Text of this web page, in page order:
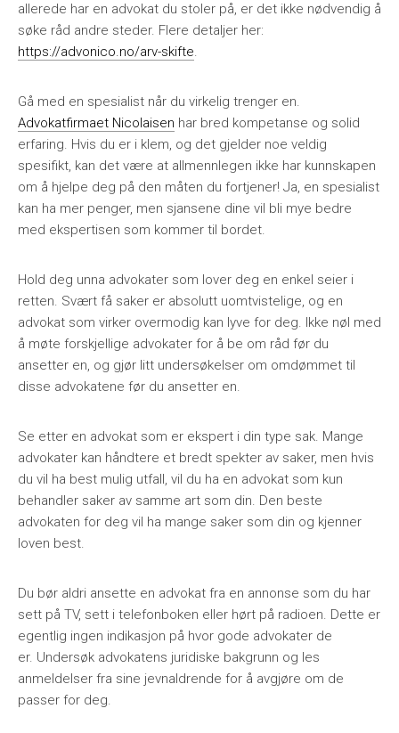
allerede har en advokat du stoler på, er det ikke nødvendig å
søke råd andre steder. Flere detaljer her:
https://advonico.no/arv-skifte.
Gå med en spesialist når du virkelig trenger en.
Advokatfirmaet Nicolaisen har bred kompetanse og solid
erfaring. Hvis du er i klem, og det gjelder noe veldig
spesifikt, kan det være at allmennlegen ikke har kunnskapen
om å hjelpe deg på den måten du fortjener! Ja, en spesialist
kan ha mer penger, men sjansene dine vil bli mye bedre
med ekspertisen som kommer til bordet.
Hold deg unna advokater som lover deg en enkel seier i
retten. Svært få saker er absolutt uomtvistelige, og en
advokat som virker overmodig kan lyve for deg. Ikke nøl med
å møte forskjellige advokater for å be om råd før du
ansetter en, og gjør litt undersøkelser om omdømmet til
disse advokatene før du ansetter en.
Se etter en advokat som er ekspert i din type sak. Mange
advokater kan håndtere et bredt spekter av saker, men hvis
du vil ha best mulig utfall, vil du ha en advokat som kun
behandler saker av samme art som din. Den beste
advokaten for deg vil ha mange saker som din og kjenner
loven best.
Du bør aldri ansette en advokat fra en annonse som du har
sett på TV, sett i telefonboken eller hørt på radioen. Dette er
egentlig ingen indikasjon på hvor gode advokater de
er. Undersøk advokatens juridiske bakgrunn og les
anmeldelser fra sine jevnaldrende for å avgjøre om de
passer for deg.